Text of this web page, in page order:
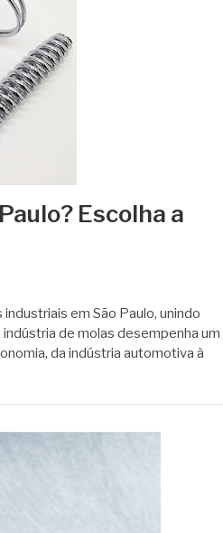
Escolha a
em São Paulo, unindo
de molas desempenha um
da indústria automotiva à